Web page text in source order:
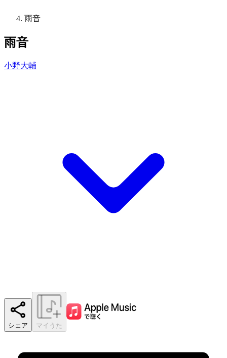
雨音
雨音
小野大輔
シェア マイうた